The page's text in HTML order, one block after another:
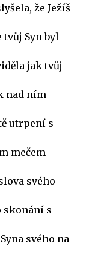
že Ježíš
Syn byl
jak tvůj
nad ním
utrpení s
mečem
svého
skonání s
svého na